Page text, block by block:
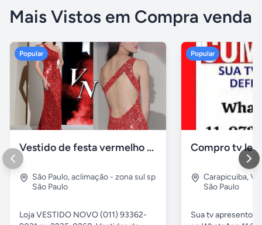
Mais Vistos em Compra venda
Popular
Vestido de festa vermelho com brilho e pedraria
São Paulo,aclimação - zona sul sp
São Paulo
Loja VESTIDO NOVO (011) 93362-
Popular
Compro tv
Carapicuiba,
São Paulo
Sua tv apresentou